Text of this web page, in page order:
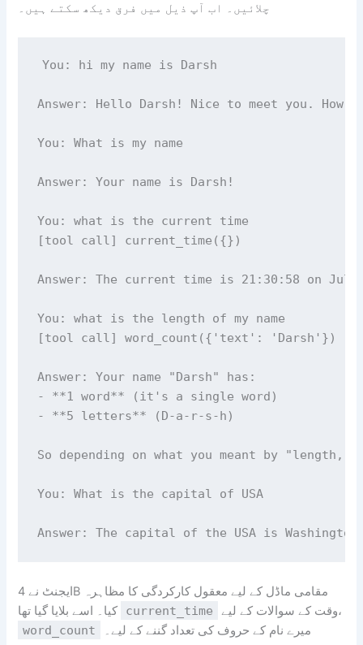
چلائیں۔ اب آپ ذیل میں فرق دیکھ سکتے ہیں۔
You: hi my name is Darsh
Answer: Hello Darsh! Nice to meet you. How
You: What is my name
Answer: Your name is Darsh!
You: what is the current time
[tool call] current_time({})
Answer: The current time is 21:30:58 on
You: what is the length of my name
[tool call] word_count({'text': 'Darsh'})
Answer: Your name "Darsh" has:
- **1 word** (it's a single word)
- **5 letters** (D-a-r-s-h)
So depending on what you meant by
You: What is the capital of USA
ایجنٹ نے 4B مقامی ماڈل کے لیے معقول کارکردگی کا مظاہرہ
current_time وقت کے سوالات کے لیے،
word_count میرے نام کے حروف کی تعداد گننے کے لیے۔